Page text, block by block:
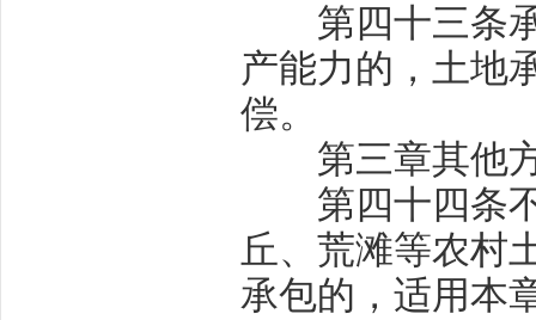
第四十三条
产能力的，土地
偿。
第三章其他
第四十四条
丘、荒滩等农村
承包的，适用本